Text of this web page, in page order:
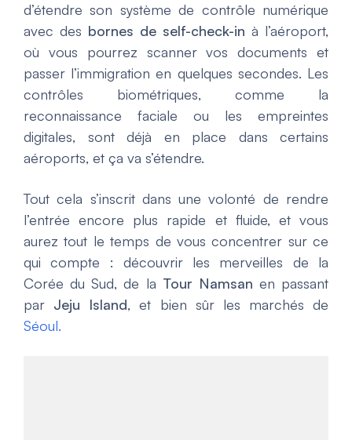
d’étendre son système de contrôle numérique
avec des bornes de self-check-in à l’aéroport,
où vous pourrez scanner vos documents et
passer l’immigration en quelques secondes. Les
contrôles biométriques, comme la
reconnaissance faciale ou les empreintes
digitales, sont déjà en place dans certains
aéroports, et ça va s’étendre.
Tout cela s’inscrit dans une volonté de rendre
l’entrée encore plus rapide et fluide, et vous
aurez tout le temps de vous concentrer sur ce
qui compte : découvrir les merveilles de la
Corée du Sud, de la Tour Namsan en passant
par Jeju Island, et bien sûr les marchés de
Séoul.